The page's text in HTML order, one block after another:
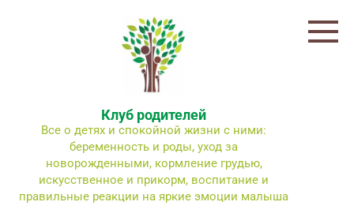
Клуб родителей
Все о детях и спокойной жизни с ними:
беременность и роды, уход за
новорожденными, кормление грудью,
искусственное и прикорм, воспитание и
правильные реакции на яркие эмоции малыша